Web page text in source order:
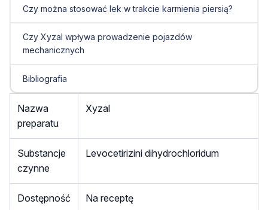
Czy można stosować lek w trakcie karmienia piersią?
Czy Xyzal wpływa prowadzenie pojazdów
mechanicznych
Bibliografia
Nazwa
preparatu
Xyzal
Substancje
czynne
Levocetirizini dihydrochloridum
Dostępność Na receptę